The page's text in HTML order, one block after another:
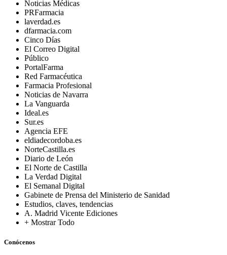
Noticias Médicas
PRFarmacia
laverdad.es
dfarmacia.com
Cinco Días
El Correo Digital
Público
PortalFarma
Red Farmacéutica
Farmacia Profesional
Noticias de Navarra
La Vanguarda
Ideal.es
Sur.es
Agencia EFE
eldiadecordoba.es
NorteCastilla.es
Diario de León
El Norte de Castilla
La Verdad Digital
El Semanal Digital
Gabinete de Prensa del Ministerio de Sanidad
Estudios, claves, tendencias
A. Madrid Vicente Ediciones
+ Mostrar Todo
Conócenos